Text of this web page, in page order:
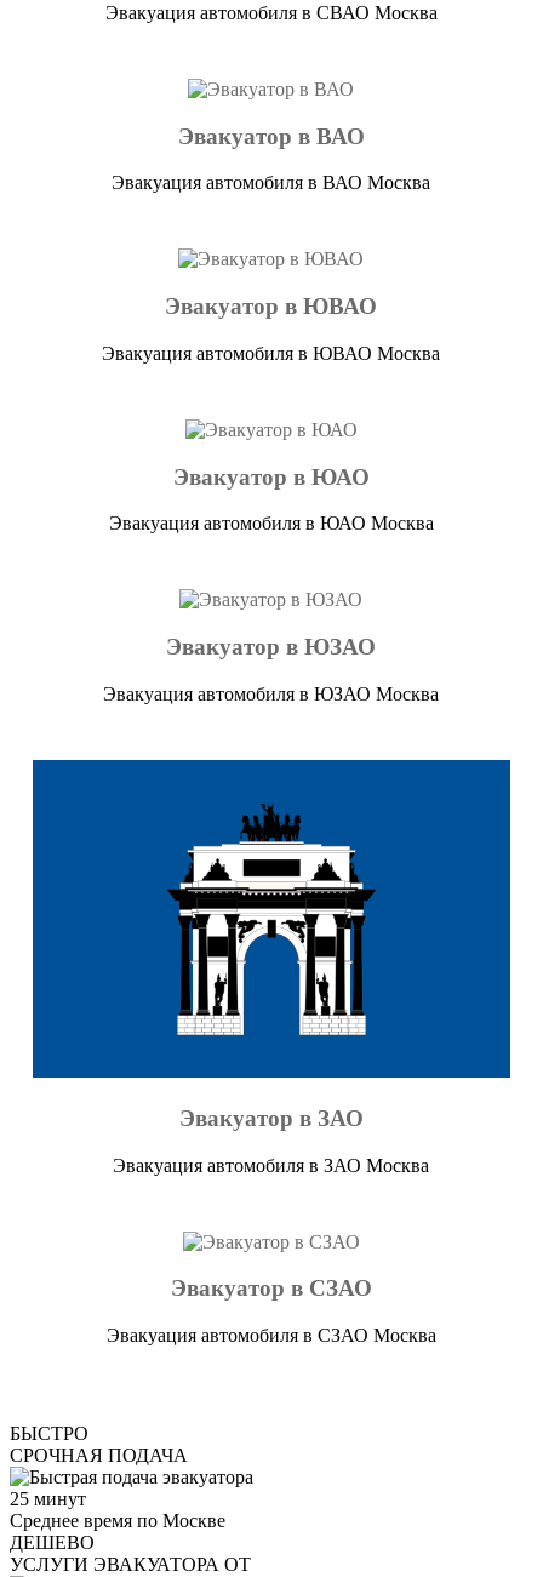
Эвакуация автомобиля в СВАО Москва
Эвакуатор в ВАО
Эвакуация автомобиля в ВАО Москва
Эвакуатор в ЮВАО
Эвакуация автомобиля в ЮВАО Москва
Эвакуатор в ЮАО
Эвакуация автомобиля в ЮАО Москва
Эвакуатор в ЮЗАО
Эвакуация автомобиля в ЮЗАО Москва
Эвакуатор в ЗАО
Эвакуация автомобиля в ЗАО Москва
Эвакуатор в СЗАО
Эвакуация автомобиля в СЗАО Москва
БЫСТРО
СРОЧНАЯ ПОДАЧА
25 минут
Среднее время по Москве
ДЕШЕВО
УСЛУГИ ЭВАКУАТОРА ОТ